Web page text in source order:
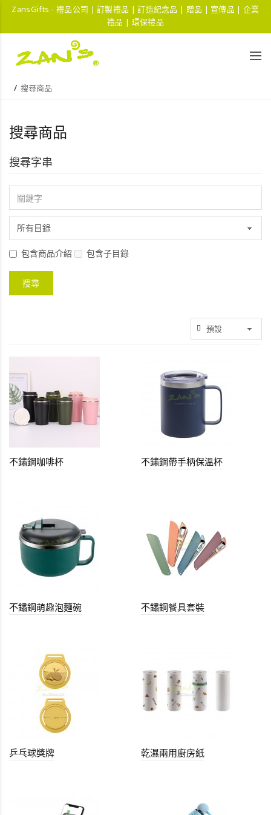
ZansGifts - 禮品公司 | 訂製禮品 | 訂造紀念品 | 贈品 | 宣傳品 | 企業
禮品 | 環保禮品
搜尋商品
搜尋商品
搜尋字串
包含商品介紹 包含子目錄
不鏽鋼咖啡杯 不鏽鋼帶手柄保溫杯
不鏽鋼萌趣泡麵碗 不鏽鋼餐具套裝
乒乓球獎牌 乾濕兩用廚房紙